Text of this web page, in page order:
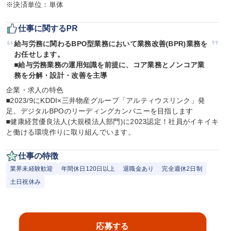
※決済単位：単体
仕事に関するPR
給与労務に関わるBPO型業務において業務改善(BPR)業務を
お任せします。
■給与労務業務の運用知識を前提に、コア業務とノンコア業
務を分解・設計・改善を主導
企業・求人の特色
■2023/9にKDDI×三井物産グループ「アルティウスリンク」発
足。デジタルBPOのリーディングカンパニーを目指します
■健康経営優良法人(大規模法人部門)に2023認定！社員がイキイキ
と働ける環境作りに取り組んでいます。
仕事の特徴
業界未経験歓迎 年間休日120日以上 退職金あり
完全週休2日制
土日祝休み
応募する